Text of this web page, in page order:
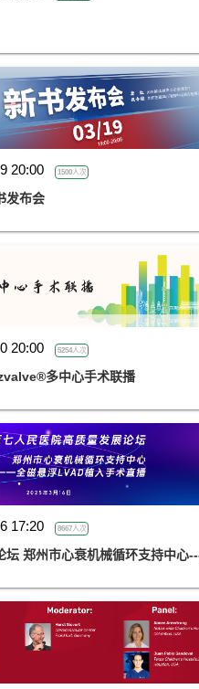
20:00 1500人次
发布会
20:00 5254人次
多中心手术联播
17:20 8667人次
坛 郑州市心衰机械循环支持中心